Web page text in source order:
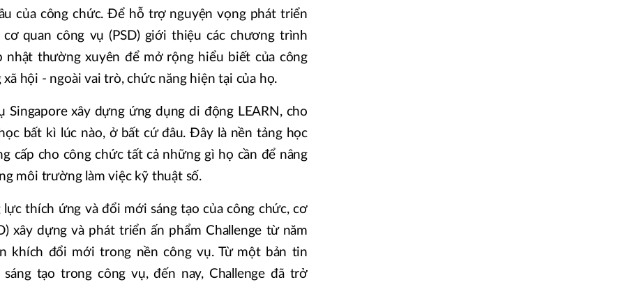
của công chức. Để hỗ trợ nguyện vọng phát triển
quan công vụ (PSD) giới thiệu các chương trình
nhật thường xuyên để mở rộng hiểu biết của công
hội - ngoài vai trò, chức năng hiện tại của họ.
Singapore xây dựng ứng dụng di động LEARN, cho
bất kì lúc nào, ở bất cứ đâu. Đây là nền tảng học
cấp cho công chức tất cả những gì họ cần để nâng
môi trường làm việc kỹ thuật số.
thích ứng và đổi mới sáng tạo của công chức, cơ
xây dựng và phát triển ấn phẩm Challenge từ năm
khích đổi mới trong nền công vụ. Từ một bản tin
tạo trong công vụ, đến nay, Challenge đã trở